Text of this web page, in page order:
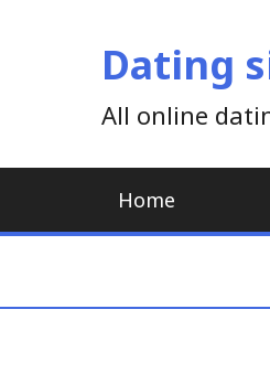
Dating
All online
Home